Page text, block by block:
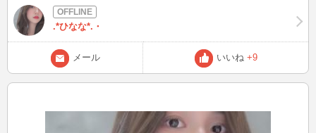
からまたよろしくお願いします。
.*ひなな*.・
メール いいね +9